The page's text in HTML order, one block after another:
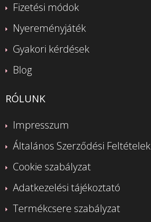
Fizetési módok
Nyereményjáték
Gyakori kérdések
Blog
RÓLUNK
Impresszum
Általános Szerződési Feltételek
Cookie szabályzat
Adatkezelési tájékoztató
Termékcsere szabályzat